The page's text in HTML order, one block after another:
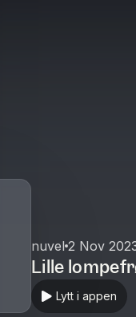
nuvel 2 Nov
Lille
Lytt i appen